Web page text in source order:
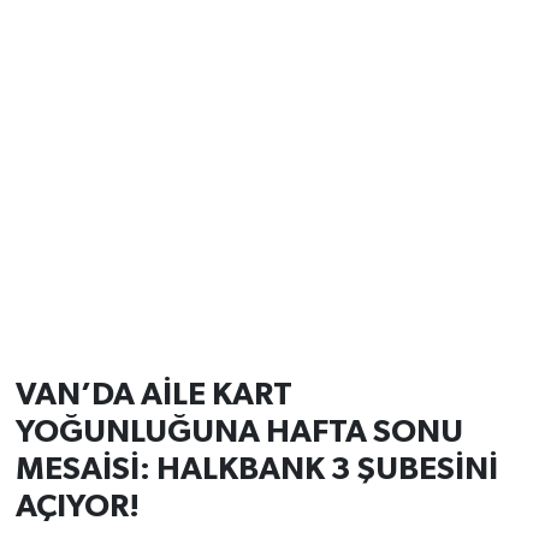
VAN’DA AİLE KART
YOĞUNLUĞUNA HAFTA SONU
MESAİSİ: HALKBANK 3 ŞUBESİNİ
AÇIYOR!